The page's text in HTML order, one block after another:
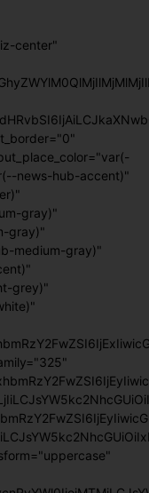
center"
news-hub-accent)"
gray)"
gray)"
medium-gray)"
grey)"